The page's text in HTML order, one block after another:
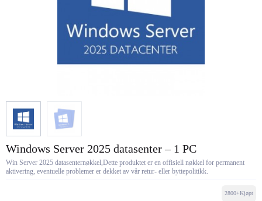
Windows Server 2025 datasenter – 1 PC
Win Server 2025 datasenternøkkel,Dette produktet er en offisiell nøkkel for permanent
aktivering, eventuelle problemer er dekket av vår retur- eller byttepolitikk.
2800+Kjøpt